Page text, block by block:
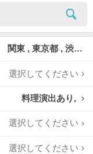
関東 , 東京都 , 渋谷区
選択してください
料理演出あり,
選択してください
選択してください